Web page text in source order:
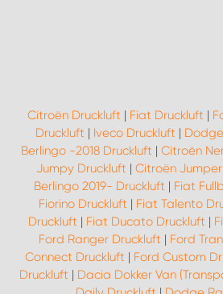
Citroën Druckluft | Fiat Druckluft |
Druckluft | Iveco Druckluft |
Berlingo -2018 Druckluft | Citroën
Jumpy Druckluft | Citroën
Berlingo 2019- Druckluft | Fiat
Fiorino Druckluft | Fiat Talento
Druckluft | Fiat Ducato Druckluft |
Ford Ranger Druckluft | Ford
Connect Druckluft | Ford Custom
Druckluft | Dacia Dokker Van